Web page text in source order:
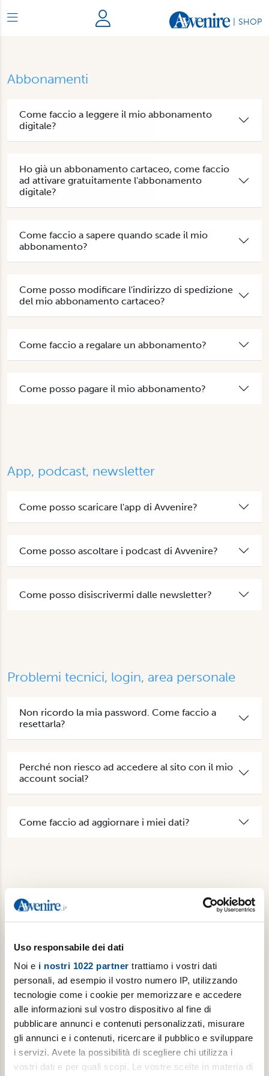
Uso responsabile dei dati
Noi e i nostri 1022 partner trattiamo i vostri dati
personali, ad esempio il vostro numero IP, utilizzando
tecnologie come i cookie per memorizzare e accedere
alle informazioni sul vostro dispositivo al fine di
pubblicare annunci e contenuti personalizzati, misurare
gli annunci e i contenuti, ricercare il pubblico e sviluppare
i servizi. Avete la possibilità di scegliere chi utilizza i
vostri dati e per quali scopi. Le vostre scelte in materia di
SHOP
Abbonamenti
Come faccio a leggere il mio abbonamento
digitale?
Ho già un abbonamento cartaceo, come faccio
ad attivare gratuitamente l'abbonamento
digitale?
Come faccio a sapere quando scade il mio
abbonamento?
Come posso modificare l'indirizzo di spedizione
del mio abbonamento cartaceo?
Come faccio a regalare un abbonamento?
Come posso pagare il mio abbonamento?
App, podcast, newsletter
Come posso scaricare l'app di Avvenire?
Come posso ascoltare i podcast di Avvenire?
Come posso disiscrivermi dalle newsletter?
Problemi tecnici, login, area personale
Non ricordo la mia password. Come faccio a
resettarla?
Perché non riesco ad accedere al sito con il mio
account social?
Come faccio ad aggiornare i miei dati?
Non abbiamo risposto alla tua domanda? Contattaci.